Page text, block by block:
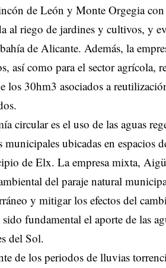
de León y Monte Orgegia
al riego de jardines y cultivos, y
de Alicante. Además, la
así como para el sector agrícola,
los 30hm3 asociados a
circular es el uso de las aguas
ubicadas en espacios
de Elx. La empresa mixta,
del paraje natural
y mitigar los efectos del
fundamental el aporte de las
del Sol.
de los periodos de lluvias